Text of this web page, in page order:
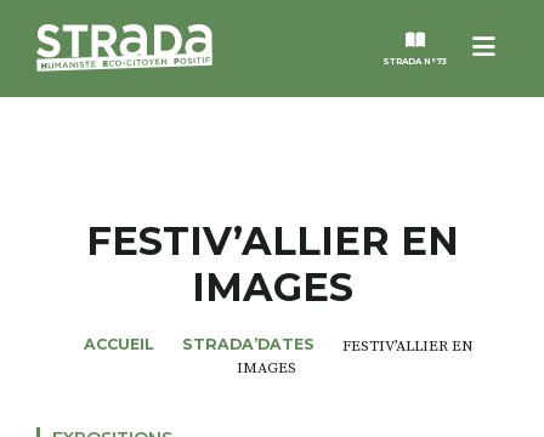
Menu
STRADA N°73
MAGAZINES
ALTER STRADA
FESTIV’ALLIER EN
IMAGES
ACCUEIL STRADA’DATES
FESTIV’ALLIER EN
IMAGES